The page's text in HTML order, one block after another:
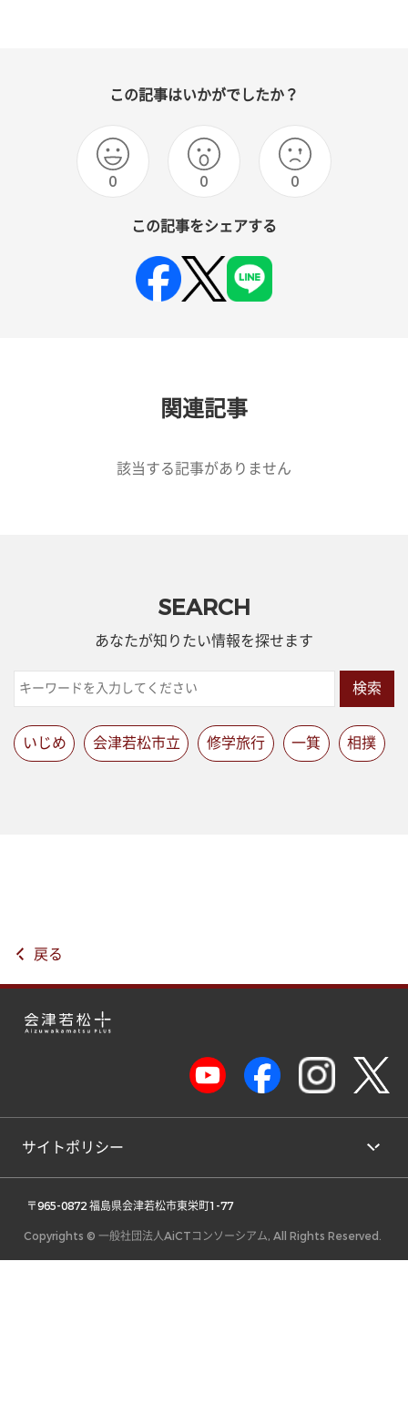
この記事はいかがでしたか？
0 0 0
この記事をシェアする
関連記事
該当する記事がありません
SEARCH
あなたが知りたい情報を探せます
検索
いじめ 会津若松市立 修学旅行 一箕 相撲
戻る
サイトポリシー
〒965-0872 福島県会津若松市東栄町1-77
Copyrights © 一般社団法人AiCTコンソーシアム, All Rights Reserved.